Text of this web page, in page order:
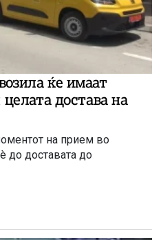
ќе имаат
достава на
на прием во
до доставата до